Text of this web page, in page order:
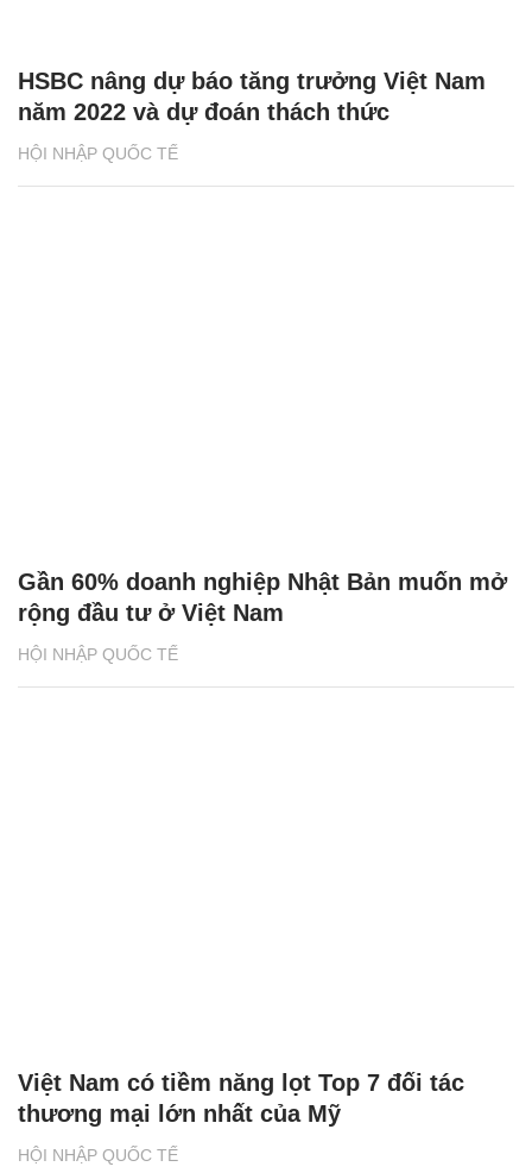
HỘI NHẬP QUỐC TẾ
HSBC nâng dự báo tăng trưởng Việt Nam
năm 2022 và dự đoán thách thức
HỘI NHẬP QUỐC TẾ
Gần 60% doanh nghiệp Nhật Bản muốn mở
rộng đầu tư ở Việt Nam
HỘI NHẬP QUỐC TẾ
Việt Nam có tiềm năng lọt Top 7 đối tác
thương mại lớn nhất của Mỹ